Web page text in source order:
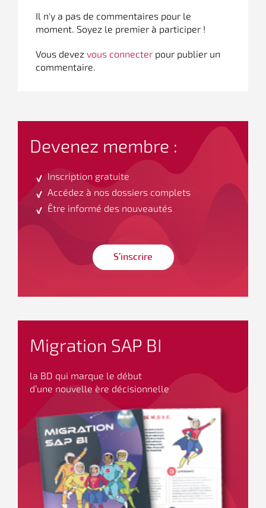
Il n'y a pas de commentaires pour le
moment. Soyez le premier à participer !
Vous devez vous connecter pour publier un
commentaire.
Devenez membre :
Inscription gratuite
Accédez à nos dossiers complets
Être informé des nouveautés
S’inscrire
Migration SAP BI
la BD qui marque le début
d’une nouvelle ère décisionnelle